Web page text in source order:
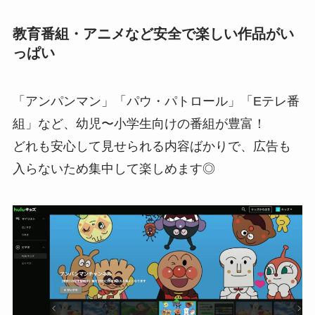
教育番組・アニメなど安全で楽しい作品がい
っぱい
「アンパンマン」「パウ・パトロール」「Eテレ番
組」など、幼児〜小学生向けの番組が豊富！
どれも安心して見せられる内容ばかりで、広告も
入らないため集中して楽しめます◎